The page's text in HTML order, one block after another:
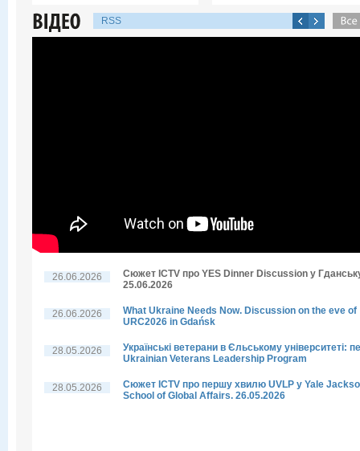
RSS
26.06.2026
Сюжет ICTV про YES Dinner Discussion у
25.06.2026
26.06.2026
What Ukraine Needs Now. Discussion on the eve of
URC2026 in Gdańsk
28.05.2026
Українські ветерани в Єльському університеті:
Ukrainian Veterans Leadership Program
28.05.2026
Сюжет ICTV про першу хвилю UVLP у Yale
School of Global Affairs. 26.05.2026